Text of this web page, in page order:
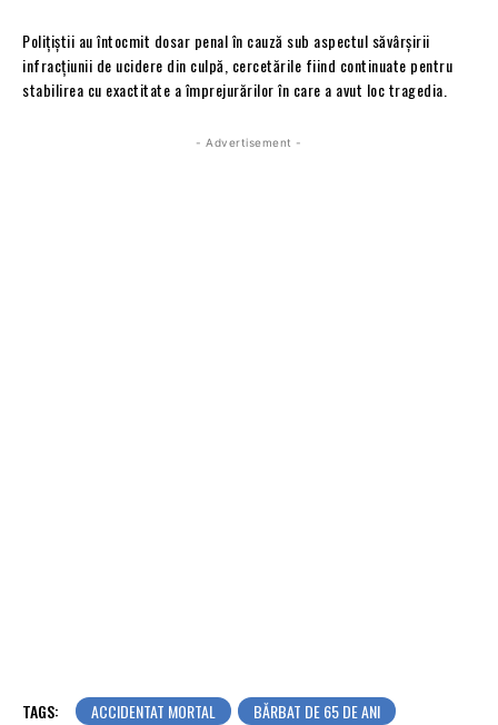
Polițiștii au întocmit dosar penal în cauză sub aspectul săvârșirii
infracțiunii de ucidere din culpă, cercetările fiind continuate pentru
stabilirea cu exactitate a împrejurărilor în care a avut loc tragedia.
- Advertisement -
TAGS: ACCIDENTAT MORTAL BĂRBAT DE 65 DE ANI